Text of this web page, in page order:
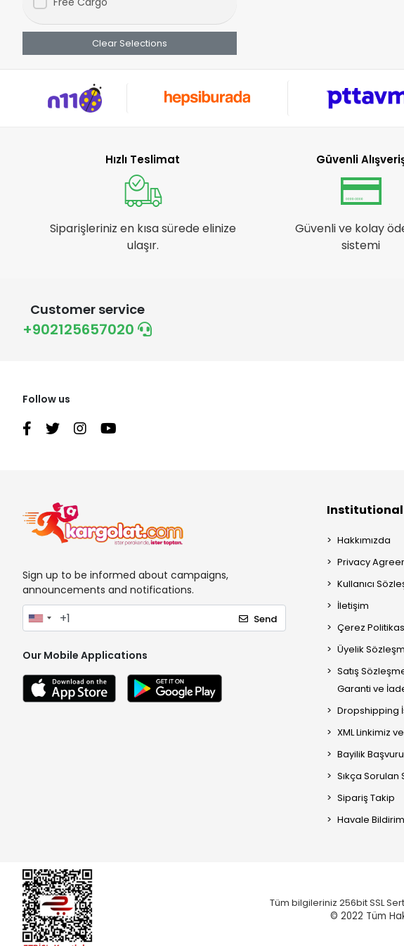
Vücut Aksesuarı
Zirkon Bileklik
Zirkon Kolye
Zirkon Yüzük
Çelik Bileklik
Clear Selections
Hızlı Teslimat
Siparişleriniz en kısa sürede elinize
ulaşır.
Güvenli
Güvenli ve kolay
sistemi
Customer service
+902125657020
Follow us
Sign up to be informed about campaigns,
announcements and notifications.
Send
Our Mobile Applications
Institutional
Hakkımızda
Privacy
Kullanıcı
İletişim
Çerez
Üyelik
Satış
Garanti ve
Dropshipping
XML Linkimiz
Bayilik
Sıkça Sorulan
Sipariş Takip
Havale
Tüm bilgileriniz 256bit SSL
© 2022 Tüm